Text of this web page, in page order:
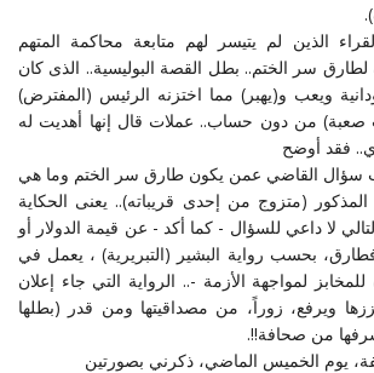
الذين لم يتيسر لهم متابعة محاكمة المتهم
لطارق سر الختم.. بطل القصة البوليسية.. الذى كان
ويعب و(يهبر) مما اختزنه الرئيس (المفترض)
من دون حساب.. عملات قال إنها أهديت له
فقد أوضح
سؤال القاضي عمن يكون طارق سر الختم وما هي
(متزوج من إحدى قريباته).. يعنى الحكاية
لا داعي للسؤال - كما أكد - عن قيمة الدولار أو
فطارق، بحسب رواية البشير (التبريرية) ، يعمل في
لمواجهة الأزمة -.. الرواية التي جاء إعلان
ويرفع، زوراً، من مصداقيتها ومن قدر (بطلها
من صحافة!!.
يوم الخميس الماضي، ذكرني بصورتين